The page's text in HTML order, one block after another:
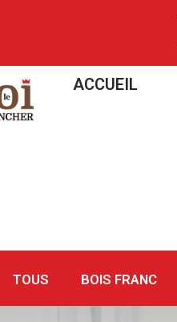
ACCUEIL
TOUS BOIS FRANC